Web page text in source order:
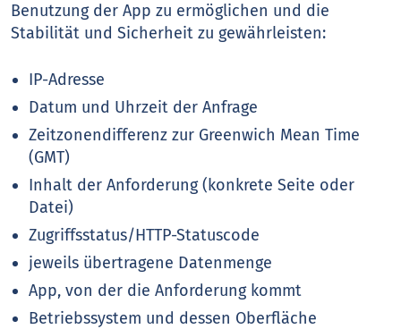
Benutzung der App zu ermöglichen und die
Stabilität und Sicherheit zu gewährleisten:
IP-Adresse
Datum und Uhrzeit der Anfrage
Zeitzonendifferenz zur Greenwich Mean Time
(GMT)
Inhalt der Anforderung (konkrete Seite oder
Datei)
Zugriffsstatus/HTTP-Statuscode
jeweils übertragene Datenmenge
App, von der die Anforderung kommt
Betriebssystem und dessen Oberfläche